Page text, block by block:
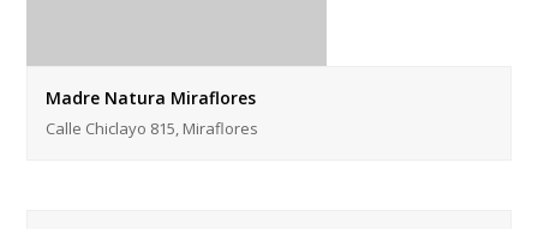
Madre Natura Miraflores
Calle Chiclayo 815, Miraflores